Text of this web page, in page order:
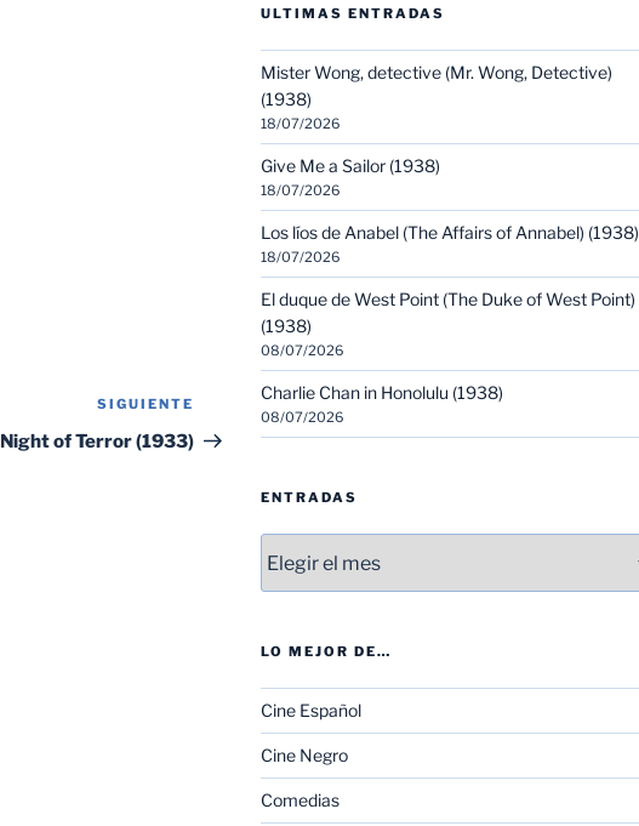
Siguiente
entrada
SIGUIENTE
Night of Terror (1933)
ULTIMAS ENTRADAS
Mister Wong, detective (Mr. Wong, Detective)
(1938)
18/07/2026
Give Me a Sailor (1938)
18/07/2026
Los líos de Anabel (The Affairs of Annabel) (1938)
18/07/2026
El duque de West Point (The Duke of West Point)
(1938)
08/07/2026
Charlie Chan in Honolulu (1938)
08/07/2026
ENTRADAS
LO MEJOR DE…
Cine Español
Cine Negro
Comedias